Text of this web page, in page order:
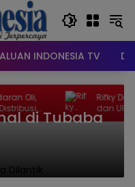
INDONESIA TV
atas
Rifky
dan UPTD
di Tubaba